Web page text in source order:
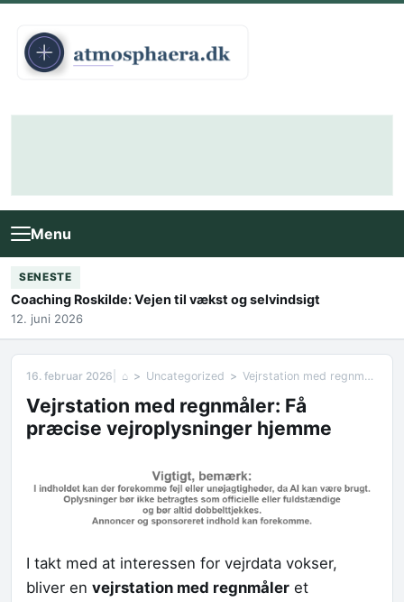
Menu
SENESTE
Coaching Roskilde: Vejen til vækst og selvindsigt
12. juni 2026
16. februar 2026 ⌂ Uncategorized Vejrstation med regnmåler: Få præcise vejroplysninger hjemme
Vejrstation med regnmåler: Få
præcise vejroplysninger hjemme
I takt med at interessen for vejrdata vokser,
bliver en vejrstation med regnmåler et